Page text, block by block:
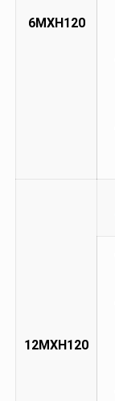
6MXH120
12MXH120